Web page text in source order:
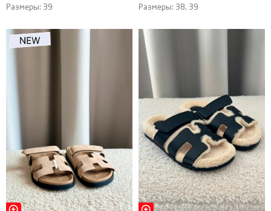
Размеры: 39 Размеры: 38, 39